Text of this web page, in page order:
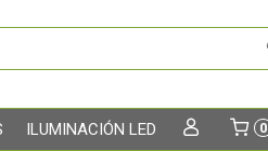
ILUMINACIÓN LED 0